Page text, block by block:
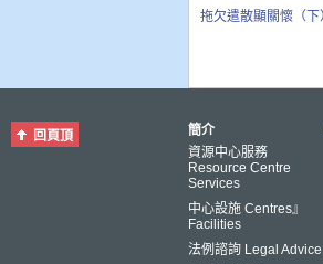
拖欠遣散顯關懷（下
回頁頂
簡介
資源中心服務
Resource Centre
Services
中心設施 Centres』
Facilities
法例諮詢 Legal Advice